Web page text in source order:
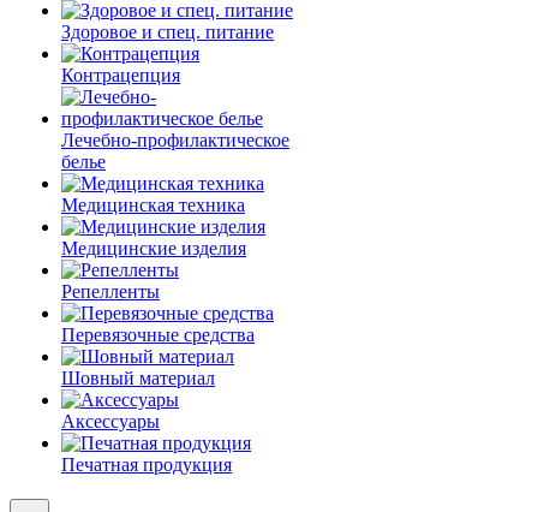
Здоровое и спец. питание
Контрацепция
Лечебно-профилактическое
белье
Медицинская техника
Медицинские изделия
Репелленты
Перевязочные средства
Шовный материал
Аксессуары
Печатная продукция